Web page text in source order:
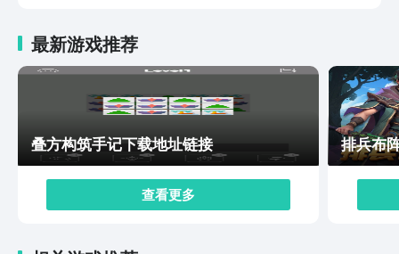
最新游戏推荐
叠方构筑手记下载地址链接
查看更多
排兵布